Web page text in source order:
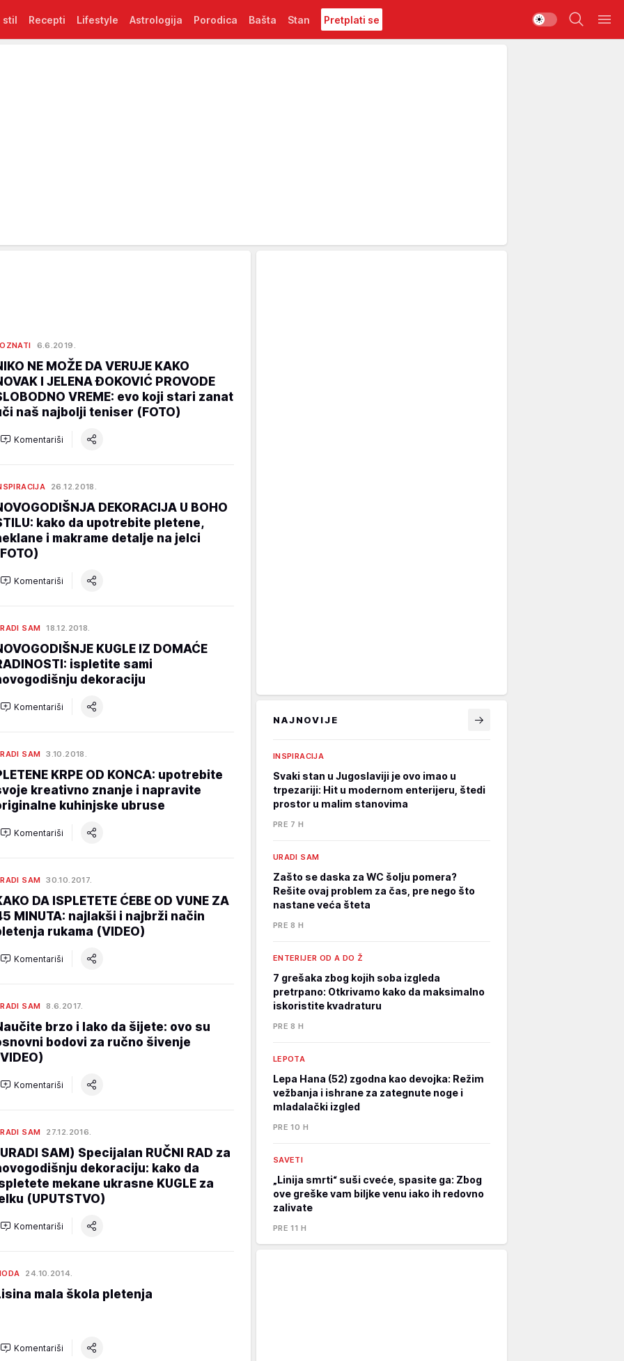
stil Recepti Lifestyle Astrologija Porodica Bašta Stan Pretplati se
6.6.2019.
NE MOŽE DA VERUJE KAKO
I JELENA ĐOKOVIĆ PROVODE
VREME: evo koji stari zanat
naš najbolji teniser (FOTO)
Komentariši
26.12.2018.
DEKORACIJA U BOHO
kako da upotrebite pletene,
i makrame detalje na jelci
Komentariši
SAM 18.12.2018.
KUGLE IZ DOMAĆE
ispletite sami
dekoraciju
Komentariši
SAM 3.10.2018.
KRPE OD KONCA: upotrebite
kreativno znanje i napravite
kuhinjske ubruse
Komentariši
SAM 30.10.2017.
DA ISPLETETE ĆEBE OD VUNE ZA
MINUTA: najlakši i najbrži način
rukama (VIDEO)
Komentariši
SAM 8.6.2017.
brzo i lako da šijete: ovo su
bodovi za ručno šivenje
Komentariši
SAM 27.12.2016.
SAM) Specijalan RUČNI RAD za
dekoraciju: kako da
mekane ukrasne KUGLE za
(UPUTSTVO)
Komentariši
24.10.2014.
mala škola pletenja
Komentariši
NAJNOVIJE
INSPIRACIJA
Svaki stan u Jugoslaviji je ovo imao u
trpezariji: Hit u modernom enterijeru, štedi
prostor u malim stanovima
PRE 7 H
URADI SAM
Zašto se daska za WC šolju pomera?
Rešite ovaj problem za čas, pre nego što
nastane veća šteta
PRE 8 H
ENTERIJER OD A DO Ž
7 grešaka zbog kojih soba izgleda
pretrpano: Otkrivamo kako da maksimalno
iskoristite kvadraturu
PRE 8 H
LEPOTA
Lepa Hana (52) zgodna kao devojka: Režim
vežbanja i ishrane za zategnute noge i
mladalački izgled
PRE 10 H
SAVETI
„Linija smrti“ suši cveće, spasite ga: Zbog
ove greške vam biljke venu iako ih redovno
zalivate
PRE 11 H